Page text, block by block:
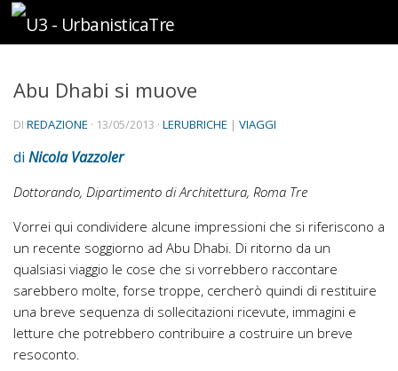
Sotto il contenuto
Abu Dhabi si muove
DI REDAZIONE · 13/05/2013 · LERUBRICHE | VIAGGI
di Nicola Vazzoler
Dottorando, Dipartimento di Architettura, Roma Tre
Vorrei qui condividere alcune impressioni che si riferiscono a
un recente soggiorno ad Abu Dhabi. Di ritorno da un
qualsiasi viaggio le cose che si vorrebbero raccontare
sarebbero molte, forse troppe, cercherò quindi di restituire
una breve sequenza di sollecitazioni ricevute, immagini e
letture che potrebbero contribuire a costruire un breve
resoconto.